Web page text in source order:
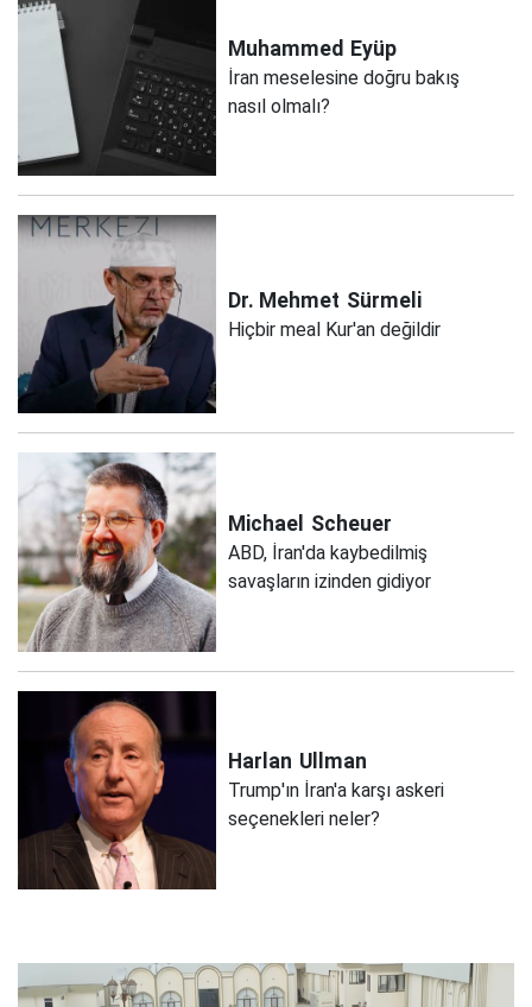
Muhammed Eyüp
İran meselesine doğru bakış
nasıl olmalı?
Dr. Mehmet Sürmeli
Hiçbir meal Kur'an değildir
Michael Scheuer
ABD, İran'da kaybedilmiş
savaşların izinden gidiyor
Harlan Ullman
Trump'ın İran'a karşı askeri
seçenekleri neler?